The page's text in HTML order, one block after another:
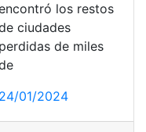
los restos
ciudades
perdidas de miles
24/01/2024